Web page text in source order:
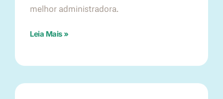
melhor administradora.
Leia Mais »